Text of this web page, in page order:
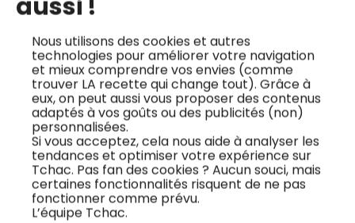
aussi !
Nous utilisons des cookies et autres
technologies pour améliorer votre navigation
et mieux comprendre vos envies (comme
trouver LA recette qui change tout). Grâce à
eux, on peut aussi vous proposer des contenus
adaptés à vos goûts ou des publicités (non)
personnalisées.
Si vous acceptez, cela nous aide à analyser les
tendances et optimiser votre expérience sur
Tchac. Pas fan des cookies ? Aucun souci, mais
certaines fonctionnalités risquent de ne pas
fonctionner comme prévu.
L’équipe Tchac.
Pêche pochée à
Envie d’un dessert à
la fois raffiné, fruité et
facile à réaliser ?
Laissez-vous séduire
par la recette de
Jean-François Bury :
une pêche pochée à
l’hibiscus, twistée de
Dans cette recette
en vidéo, le chef
Jean-François Bury
vous emmène à la
découverte d’une
tarte tatin de figues
caramélisées, twistée
par une crème de